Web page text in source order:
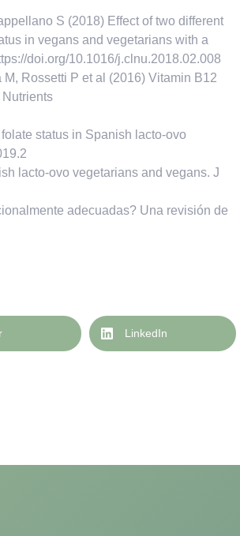
S (2018) Effect of two different
in vegans and vegetarians with a
doi.org/10.1016/j.clnu.2018.02.008
Rossetti P et al (2016) Vitamin B12
status in Spanish lacto-ovo
lacto-ovo vegetarians and vegans. J
adecuadas? Una revisión de
LinkedIn